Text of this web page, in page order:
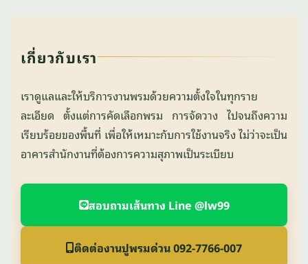
เกี่ยวกับเรา
เราดูแลและให้บริการงานพรมด้วยความตั้งใจในทุกราย
ละเอียด ตั้งแต่การคัดเลือกพรม การจัดวาง ไปจนถึงความ
เรียบร้อยของพื้นที่ เพื่อให้เหมาะกับการใช้งานจริง ไม่ว่าจะเป็น
อาคารสำนักงานที่ต้องการความสุภาพเป็นระเบียบ
สอบถามเส้นทาง Line @lw99
ติดต่องานปูพรมด่วน 092-7766-007